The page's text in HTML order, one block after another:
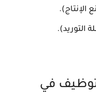
الإنتاج).
في